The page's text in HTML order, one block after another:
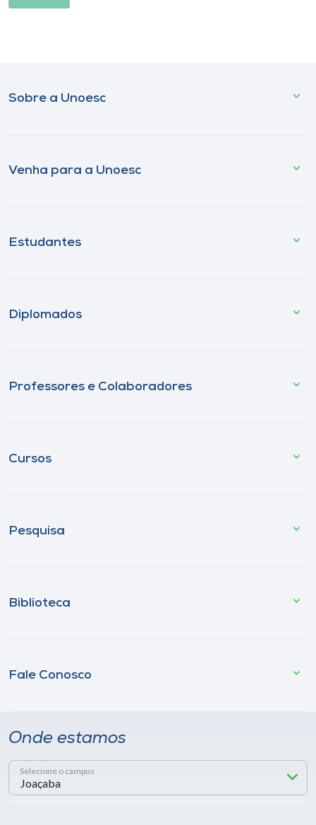
Sobre a Unoesc
Venha para a Unoesc
Estudantes
Diplomados
Professores e Colaboradores
Cursos
Pesquisa
Biblioteca
Fale Conosco
Onde estamos
Selecione o campus